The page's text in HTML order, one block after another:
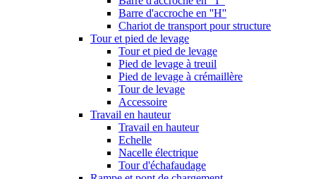
Barre d'accroche en ''H''
Chariot de transport pour structure
Tour et pied de levage
Tour et pied de levage
Pied de levage à treuil
Pied de levage à crémaillère
Tour de levage
Accessoire
Travail en hauteur
Travail en hauteur
Echelle
Nacelle électrique
Tour d'échafaudage